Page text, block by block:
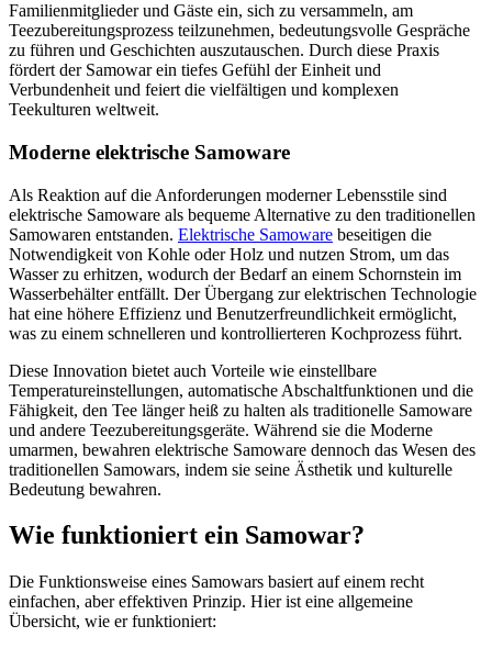
Familienmitglieder und Gäste ein, sich zu versammeln, am
Teezubereitungsprozess teilzunehmen, bedeutungsvolle Gespräche
zu führen und Geschichten auszutauschen. Durch diese Praxis
fördert der Samowar ein tiefes Gefühl der Einheit und
Verbundenheit und feiert die vielfältigen und komplexen
Teekulturen weltweit.
Moderne elektrische Samoware
Als Reaktion auf die Anforderungen moderner Lebensstile sind
elektrische Samoware als bequeme Alternative zu den traditionellen
Samowaren entstanden. Elektrische Samoware beseitigen die
Notwendigkeit von Kohle oder Holz und nutzen Strom, um das
Wasser zu erhitzen, wodurch der Bedarf an einem Schornstein im
Wasserbehälter entfällt. Der Übergang zur elektrischen Technologie
hat eine höhere Effizienz und Benutzerfreundlichkeit ermöglicht,
was zu einem schnelleren und kontrollierteren Kochprozess führt.
Diese Innovation bietet auch Vorteile wie einstellbare
Temperatureinstellungen, automatische Abschaltfunktionen und die
Fähigkeit, den Tee länger heiß zu halten als traditionelle Samoware
und andere Teezubereitungsgeräte. Während sie die Moderne
umarmen, bewahren elektrische Samoware dennoch das Wesen des
traditionellen Samowars, indem sie seine Ästhetik und kulturelle
Bedeutung bewahren.
Wie funktioniert ein Samowar?
Die Funktionsweise eines Samowars basiert auf einem recht
einfachen, aber effektiven Prinzip. Hier ist eine allgemeine
Übersicht, wie er funktioniert: